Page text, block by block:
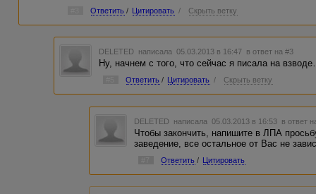
Ответить / Цитировать / Скрыть ветку
DELETED написала 05.03.2013 в 16:47 в ответ на #3
Ну, начнем с того, что сейчас я писала на
Ответить / Цитировать / Скрыть ветку
DELETED написала 05.03.2013 в 16:53 в ответ
Чтобы закончить, напишите в ЛПА
заведение, все остальное от Вас не
Ответить / Цитировать